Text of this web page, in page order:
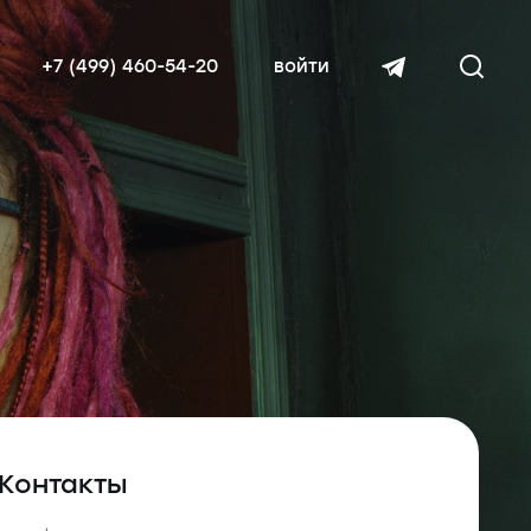
читать далее
+7 (499) 460-54-20 войти
Контакты